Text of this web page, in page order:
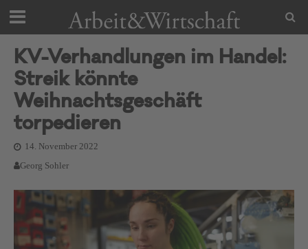
KV-Verhandlungen im Handel:
Streik könnte
Weihnachtsgeschäft
torpedieren
14. November 2022
Georg Sohler